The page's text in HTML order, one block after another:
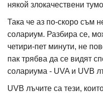
някой злокачествени
Така че аз по-скоро съм
солариум. Разбира се,
четири-пет минути, не
пак трябва да се видят
солариума - UVA и UVB
UVB лъчите са тези,